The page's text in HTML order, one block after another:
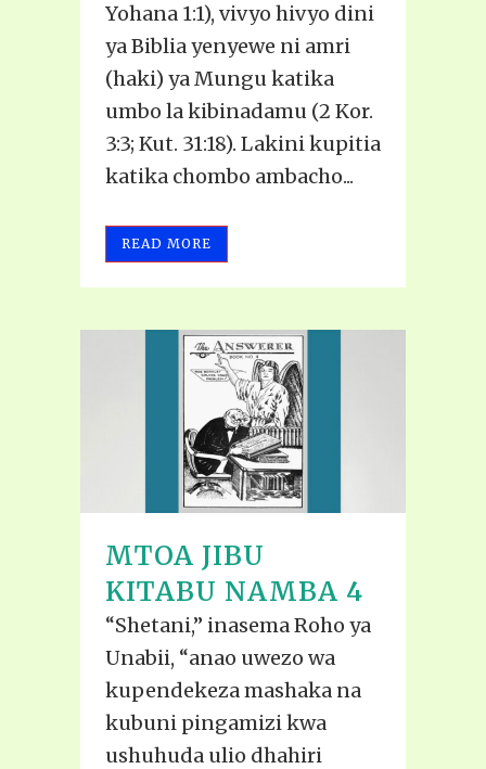
Yohana 1:1), vivyo hivyo dini
ya Biblia yenyewe ni amri
(haki) ya Mungu katika
umbo la kibinadamu (2 Kor.
3:3; Kut. 31:18). Lakini kupitia
katika chombo ambacho...
READ MORE
MTOA JIBU
KITABU NAMBA 4
“Shetani,” inasema Roho ya
Unabii, “anao uwezo wa
kupendekeza mashaka na
kubuni pingamizi kwa
ushuhuda ulio dhahiri